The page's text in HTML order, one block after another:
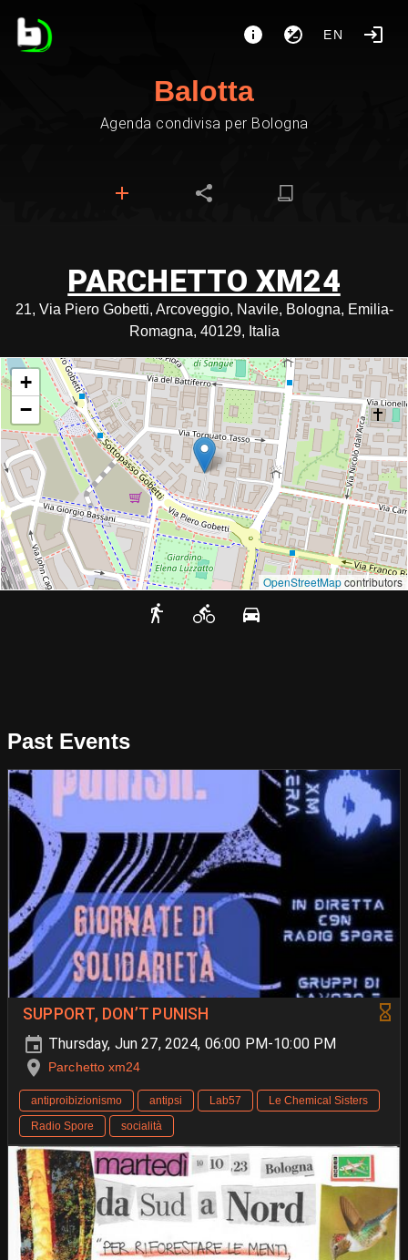
EN
Balotta
Agenda condivisa per Bologna
PARCHETTO XM24
21, Via Piero Gobetti, Arcoveggio, Navile, Bologna, Emilia-
Romagna, 40129, Italia
+
−
OpenStreetMapcontributors
Past Events
SUPPORT, DON’T PUNISH
Thursday, Jun 27, 2024, 06:00 PM-10:00 PM
Parchetto xm24
antiproibizionismo antipsi Lab57
Le Chemical Sisters
Radio Spore
socialità